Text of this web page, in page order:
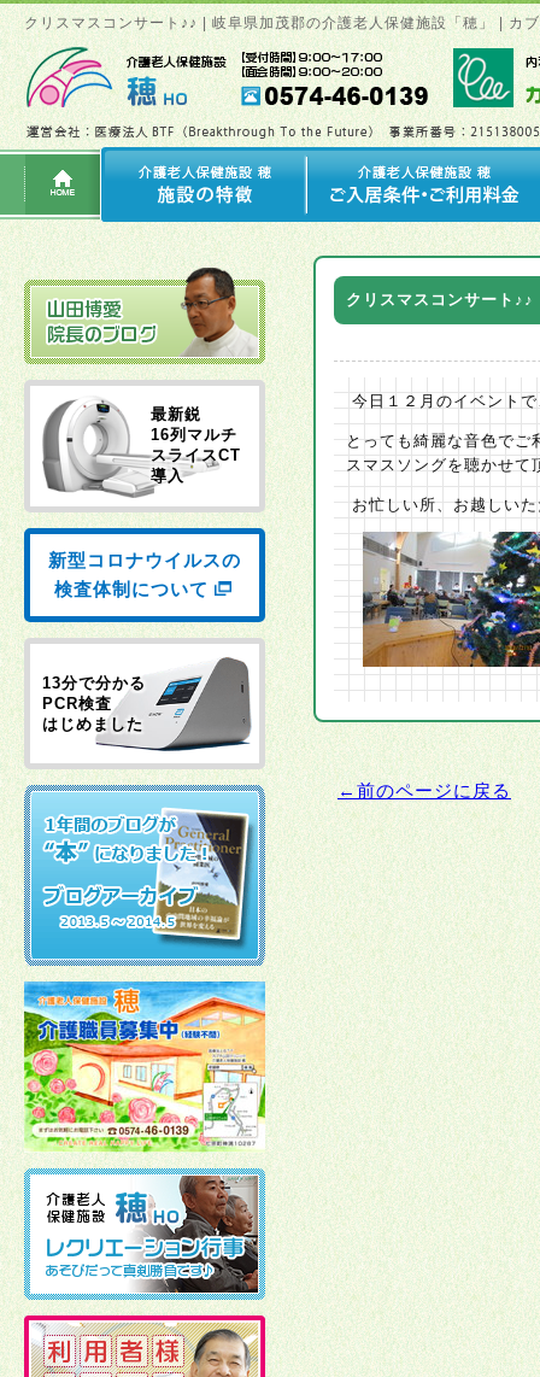
クリスマスコンサート♪♪ | 岐阜県加茂郡の介護老人保健施設「穂」 | カ
クリスマスコンサート♪♪
今日１２月のイベント
とっても綺麗な音色でご
スマスソングを聴かせて
お忙しい所、お越しい
←前のページに戻る
最新鋭
16列マルチ
スライスCT
導入
新型コロナウイルスの
検査体制について
13分で分かる
PCR検査
はじめました